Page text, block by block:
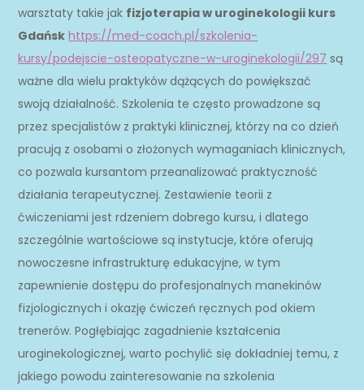
warsztaty takie jak fizjoterapia w uroginekologii kurs
Gdańsk https://med-coach.pl/szkolenia-
kursy/podejscie-osteopatyczne-w-uroginekologii/297 są
ważne dla wielu praktyków dążących do powiększać
swoją działalność. Szkolenia te często prowadzone są
przez specjalistów z praktyki klinicznej, którzy na co dzień
pracują z osobami o złożonych wymaganiach klinicznych,
co pozwala kursantom przeanalizować praktyczność
działania terapeutycznej. Zestawienie teorii z
ćwiczeniami jest rdzeniem dobrego kursu, i dlatego
szczególnie wartościowe są instytucje, które oferują
nowoczesne infrastrukturę edukacyjne, w tym
zapewnienie dostępu do profesjonalnych manekinów
fizjologicznych i okazję ćwiczeń ręcznych pod okiem
trenerów. Pogłębiając zagadnienie kształcenia
uroginekologicznej, warto pochylić się dokładniej temu, z
jakiego powodu zainteresowanie na szkolenia